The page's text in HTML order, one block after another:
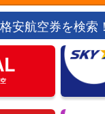
安航空券を検索！